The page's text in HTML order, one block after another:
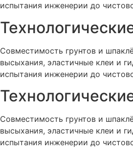
испытания инженерии до
Совместимость грунтов и
высыхания, эластичные клеи и
испытания инженерии до
Совместимость грунтов и
высыхания, эластичные клеи и
испытания инженерии до